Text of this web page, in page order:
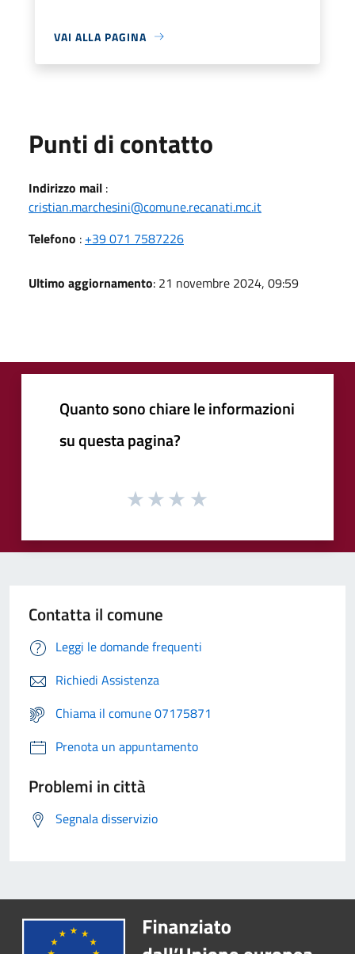
VAI ALLA PAGINA
Punti di contatto
Indirizzo mail :
cristian.marchesini@comune.recanati.mc.it
Telefono : +39 071 7587226
Ultimo aggiornamento: 21 novembre 2024, 09:59
Quanto sono chiare le informazioni
su questa pagina?
Contatta il comune
Leggi le domande frequenti
Richiedi Assistenza
Chiama il comune 07175871
Prenota un appuntamento
Problemi in città
Segnala disservizio